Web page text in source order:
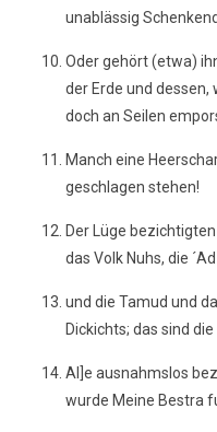
unablässig
Oder gehört (etwa)
der Erde und dessen,
doch an Seilen
Manch eine
geschlagen stehen!
Der Lüge
das Volk Nuhs, die
und die Tamud und
Dickichts; das sind
Al]e ausnahmslos
wurde Meine Bestra